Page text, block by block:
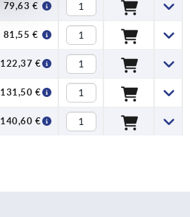
79,63 €
81,55 €
122,37 €
131,50 €
140,60 €